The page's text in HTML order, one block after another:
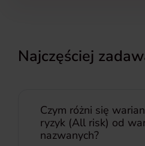
Najczęściej
Czym różni się
ryzyk (All risk) od
nazwanych?